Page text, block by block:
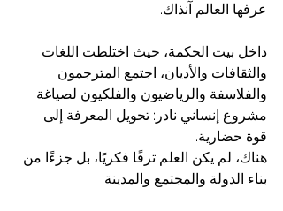
عرفها العالم آنذاك.
داخل بيت الحكمة، حيث اختلطت اللغات
والثقافات والأديان، اجتمع المترجمون
والفلاسفة والرياضيون والفلكيون لصياغة
مشروع إنساني نادر: تحويل المعرفة إلى
قوة حضارية.
هناك، لم يكن العلم ترفًا فكريًا، بل جزءًا من
بناء الدولة والمجتمع والمدينة.